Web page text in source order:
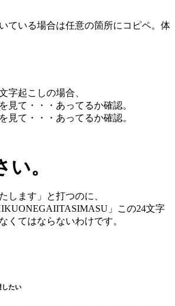
ている場合は任意の箇所にコピペ。体
字起こしの場合、
見て・・・あってるか確認。
見て・・・あってるか確認。
。
します」と打つのに、
」この24文字
くてはならないわけです。
したい